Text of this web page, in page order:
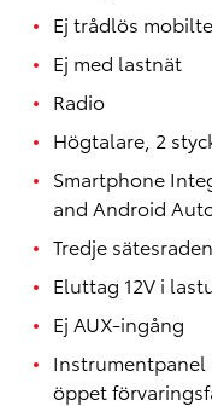
Ej trådlös
Ej med lastnät
Radio
Högtalare, 2
Smartphone
and Android
Tredje
Eluttag 12V i
Ej AUX-ingång
Instrumentpanel
öppet